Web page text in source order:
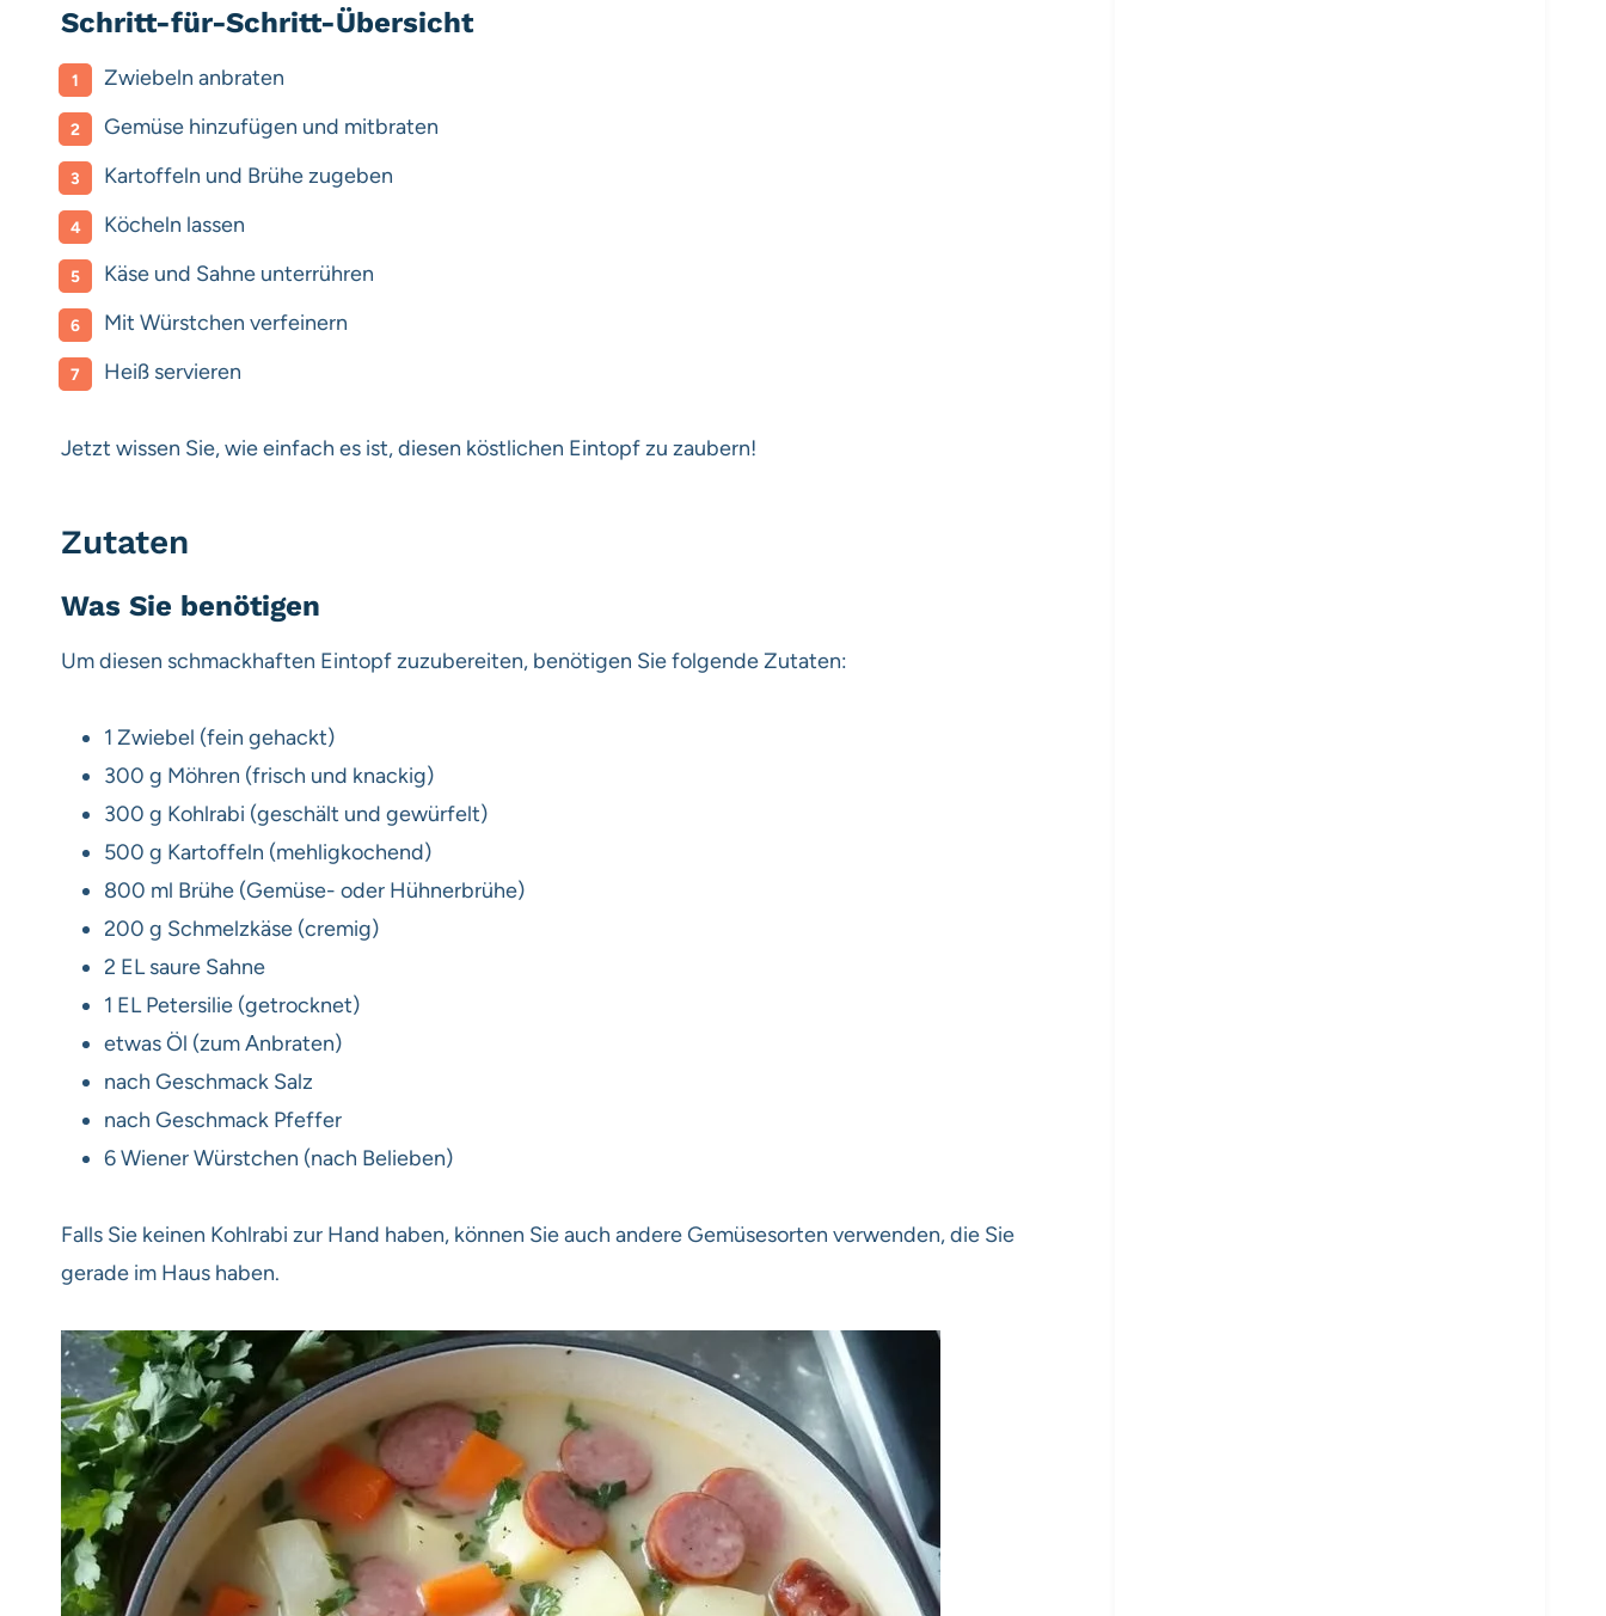
Schritt-für-Schritt-Übersicht
Zwiebeln anbraten
Gemüse hinzufügen und mitbraten
Kartoffeln und Brühe zugeben
Köcheln lassen
Käse und Sahne unterrühren
Mit Würstchen verfeinern
Heiß servieren
Jetzt wissen Sie, wie einfach es ist, diesen köstlichen Eintopf zu zaubern!
Zutaten
Was Sie benötigen
Um diesen schmackhaften Eintopf zuzubereiten, benötigen Sie folgende Zutaten:
1 Zwiebel (fein gehackt)
300 g Möhren (frisch und knackig)
300 g Kohlrabi (geschält und gewürfelt)
500 g Kartoffeln (mehligkochend)
800 ml Brühe (Gemüse- oder Hühnerbrühe)
200 g Schmelzkäse (cremig)
2 EL saure Sahne
1 EL Petersilie (getrocknet)
etwas Öl (zum Anbraten)
nach Geschmack Salz
nach Geschmack Pfeffer
6 Wiener Würstchen (nach Belieben)
Falls Sie keinen Kohlrabi zur Hand haben, können Sie auch andere Gemüsesorten verwenden, die Sie
gerade im Haus haben.